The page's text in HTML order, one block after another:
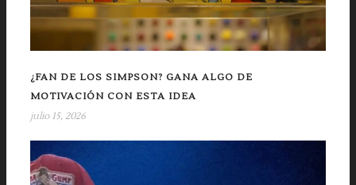
¿FAN DE LOS SIMPSON? GANA ALGO DE
MOTIVACIÓN CON ESTA IDEA
julio 15, 2026